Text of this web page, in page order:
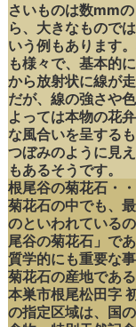
さいものは数mm
ら、大きなもので
いう例もあります
も様々で、基本的
から放射状に線が
だが、線の強さや
よっては本物の花
な風合いを呈するも
つぼみのように見
もあるそうです。
根尾谷の菊花石・・
菊花石の中でも、
のといわれている
尾谷の菊花石」で
質学的にも重要な事
菊花石の産地であ
本巣市根尾松田字
の指定区域は、国